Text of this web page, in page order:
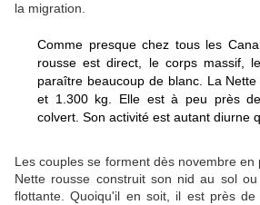
la migration.
Comme presque chez tous les
rousse est direct, le corps massif,
paraître beaucoup de blanc. La
et 1.300 kg. Elle est à peu près
colvert. Son activité est autant diurne
Les couples se forment dès novembre en
Nette rousse construit son nid au sol
flottante. Quoiqu'il en soit, il est près